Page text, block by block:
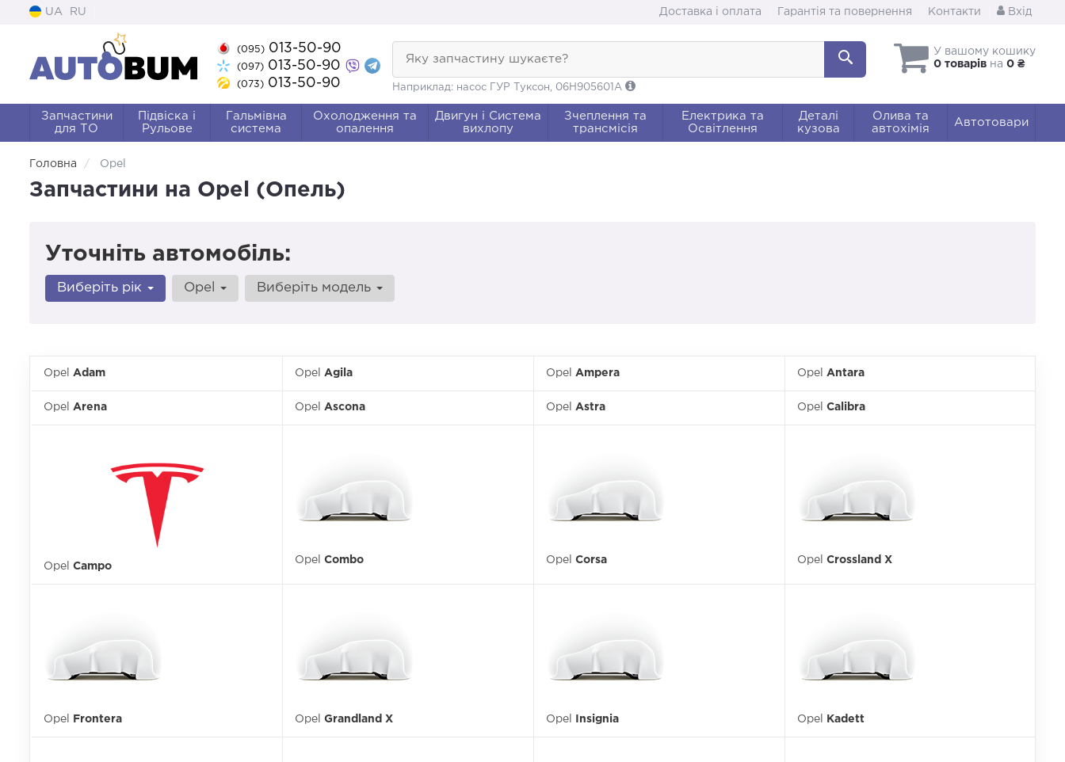
UA RU Доставка і оплата Гарантія та повернення Контакти Вхід
(095)013-50-90
(097)013-50-90
(073)013-50-90
У вашому кошику
0 товарів на 0 ₴
Яку запчастину шукаєте?
Наприклад: насос ГУР Туксон, 06H905601A
Запчастини
для ТО
Підвіска і
Рульове
Гальмівна
система
Охолодження та
опалення
Двигун і Система
вихлопу
Зчеплення та
трансмісія
Електрика та
Освітлення
Деталі
кузова
Олива та
автохімія
Автотовари
Головна Opel
Запчастини на Opel (Опель)
Уточніть автомобіль:
Виберіть рік Opel Виберіть модель
Opel Adam Opel Agila Opel Ampera Opel Antara
Opel Arena Opel Ascona Opel Astra Opel Calibra
Opel Campo
Opel Combo Opel Corsa Opel Crossland X
Opel Frontera Opel Grandland X Opel Insignia Opel Kadett